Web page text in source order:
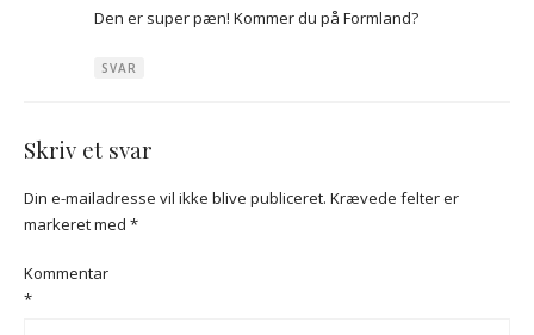
Den er super pæn! Kommer du på Formland?
SVAR
Skriv et svar
Din e-mailadresse vil ikke blive publiceret. Krævede felter er
markeret med *
Kommentar
*